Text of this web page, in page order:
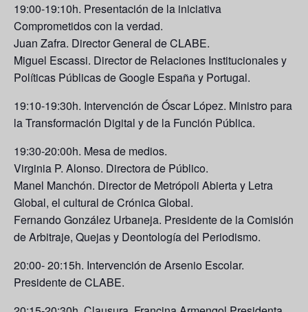
19:00-19:10h. Presentación de la iniciativa
Comprometidos con la verdad.
Juan Zafra. Director General de CLABE.
Miguel Escassi. Director de Relaciones Institucionales y
Políticas Públicas de Google España y Portugal.
19:10-19:30h. Intervención de Óscar López. Ministro para
la Transformación Digital y de la Función Pública.
19:30-20:00h. Mesa de medios.
Virginia P. Alonso. Directora de Público.
Manel Manchón. Director de Metrópoli Abierta y Letra
Global, el cultural de Crónica Global.
Fernando González Urbaneja. Presidente de la Comisión
de Arbitraje, Quejas y Deontología del Periodismo.
20:00- 20:15h. Intervención de Arsenio Escolar.
Presidente de CLABE.